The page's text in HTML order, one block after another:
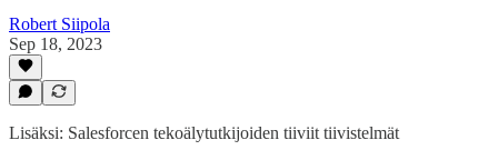
Robert Siipola
Sep 18, 2023
Lisäksi: Salesforcen tekoälytutkijoiden tiiviit tiivistelmät